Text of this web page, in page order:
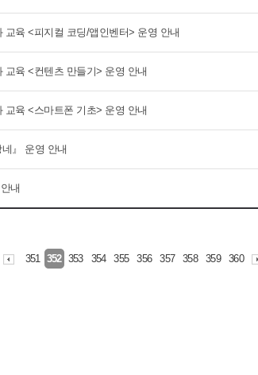
육 <피지컬 코딩/앱인벤터> 운영 안내
교육 <컨텐츠 만들기> 운영 안내
교육 <스마트폰 기초> 운영 안내
』 운영 안내
내
351 352 353 354 355 356 357 358 359 360